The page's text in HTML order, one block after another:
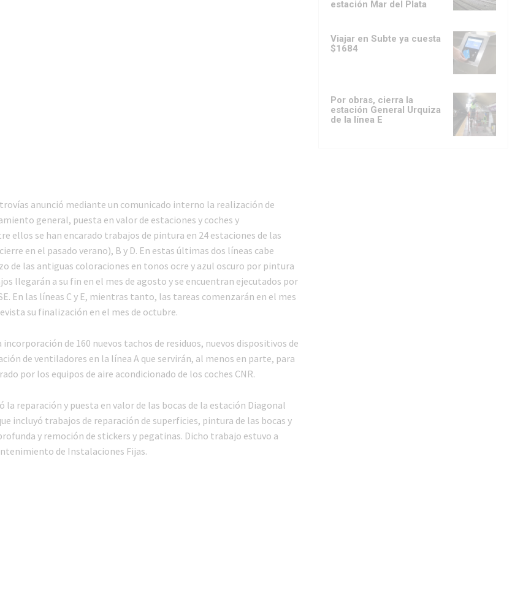
anunció mediante un comunicado interno la realización de
general, puesta en valor de estaciones y coches y
ellos se han encarado trabajos de pintura en 24 estaciones de las
en el pasado verano), B y D. En estas últimas dos líneas cabe
de las antiguas coloraciones en tonos ocre y azul oscuro por pintura
llegarán a su fin en el mes de agosto y se encuentran ejecutados por
En las líneas C y E, mientras tanto, las tareas comenzarán en el mes
su finalización en el mes de octubre.
de 160 nuevos tachos de residuos, nuevos dispositivos de
de ventiladores en la línea A que servirán, al menos en parte, para
por los equipos de aire acondicionado de los coches CNR.
reparación y puesta en valor de las bocas de la estación Diagonal
incluyó trabajos de reparación de superficies, pintura de las bocas y
y remoción de stickers y pegatinas. Dicho trabajo estuvo a
de Instalaciones Fijas.
estación Mar del Plata
Viajar en Subte ya cuesta
$1684
Por obras, cierra la
estación General Urquiza
de la línea E